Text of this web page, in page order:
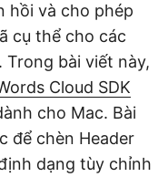
hồi và cho phép
cụ thể cho các
Trong bài viết này,
Cloud SDK
cho Mac. Bài
để chèn Header
dạng tùy chỉnh